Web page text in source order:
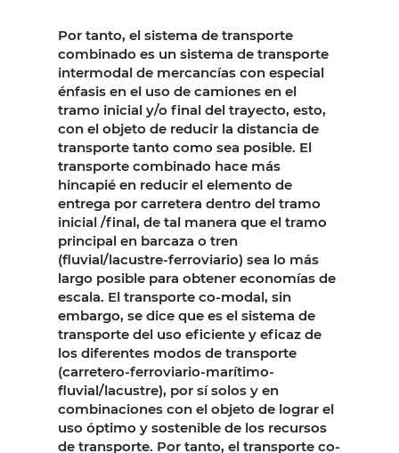
Por tanto, el sistema de transporte
combinado es un sistema de transporte
intermodal de mercancías con especial
énfasis en el uso de camiones en el
tramo inicial y/o final del trayecto, esto,
con el objeto de reducir la distancia de
transporte tanto como sea posible. El
transporte combinado hace más
hincapié en reducir el elemento de
entrega por carretera dentro del tramo
inicial /final, de tal manera que el tramo
principal en barcaza o tren
(fluvial/lacustre-ferroviario) sea lo más
largo posible para obtener economías de
escala. El transporte co-modal, sin
embargo, se dice que es el sistema de
transporte del uso eficiente y eficaz de
los diferentes modos de transporte
(carretero-ferroviario-marítimo-
fluvial/lacustre), por sí solos y en
combinaciones con el objeto de lograr el
uso óptimo y sostenible de los recursos
de transporte. Por tanto, el transporte co-